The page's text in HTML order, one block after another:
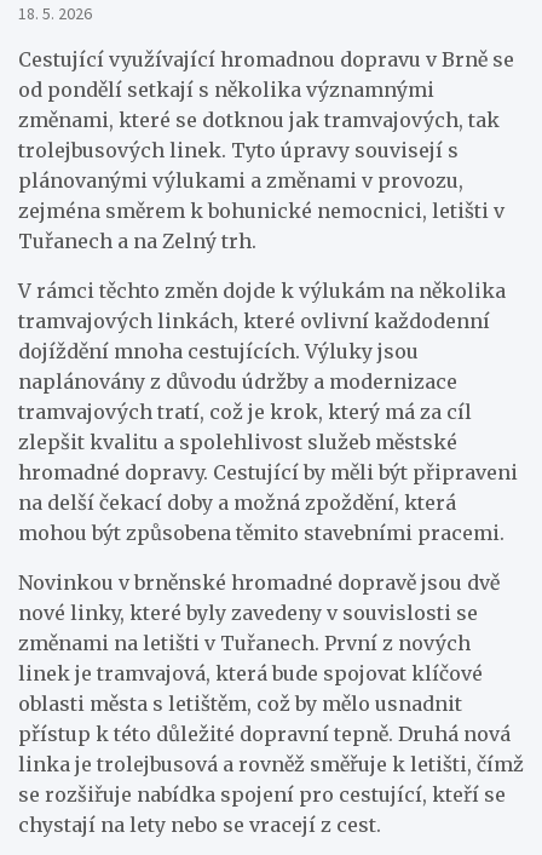
18. 5. 2026
Cestující využívající hromadnou dopravu v Brně se
od pondělí setkají s několika významnými
změnami, které se dotknou jak tramvajových, tak
trolejbusových linek. Tyto úpravy souvisejí s
plánovanými výlukami a změnami v provozu,
zejména směrem k bohunické nemocnici, letišti v
Tuřanech a na Zelný trh.
V rámci těchto změn dojde k výlukám na několika
tramvajových linkách, které ovlivní každodenní
dojíždění mnoha cestujících. Výluky jsou
naplánovány z důvodu údržby a modernizace
tramvajových tratí, což je krok, který má za cíl
zlepšit kvalitu a spolehlivost služeb městské
hromadné dopravy. Cestující by měli být připraveni
na delší čekací doby a možná zpoždění, která
mohou být způsobena těmito stavebními pracemi.
Novinkou v brněnské hromadné dopravě jsou dvě
nové linky, které byly zavedeny v souvislosti se
změnami na letišti v Tuřanech. První z nových
linek je tramvajová, která bude spojovat klíčové
oblasti města s letištěm, což by mělo usnadnit
přístup k této důležité dopravní tepně. Druhá nová
linka je trolejbusová a rovněž směřuje k letišti, čímž
se rozšiřuje nabídka spojení pro cestující, kteří se
chystají na lety nebo se vracejí z cest.